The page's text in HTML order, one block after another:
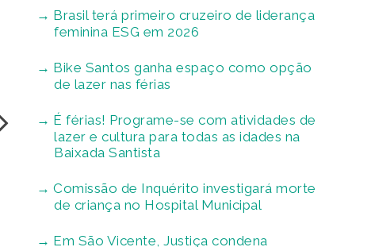
Brasil terá primeiro cruzeiro de liderança
feminina ESG em 2026
Bike Santos ganha espaço como opção
de lazer nas férias
É férias! Programe-se com atividades de
lazer e cultura para todas as idades na
Baixada Santista
Comissão de Inquérito investigará morte
de criança no Hospital Municipal
Em São Vicente, Justiça condena